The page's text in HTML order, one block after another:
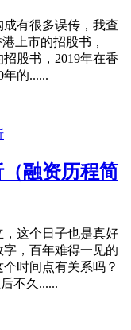
有很多误传，我查
上市的招股书，
股书，2019年在香
的......
融资历程简
，这个日子也是真好
字，百年难得一见的
时间点有关系吗？
不久......